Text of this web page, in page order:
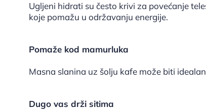
Ugljeni hidrati su često krivi za povećanje
koje pomažu u održavanju energije.
Pomaže kod mamurluka
Masna slanina uz šolju kafe može biti
Dugo vas drži sitima